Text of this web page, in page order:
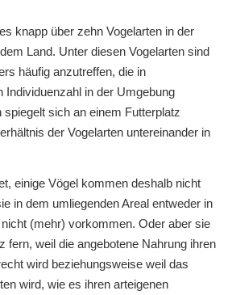
knapp über zehn Vogelarten in der
Land. Unter diesen Vogelarten sind
häufig anzutreffen, die in
Individuenzahl in der Umgebung
sich an einem Futterplatz
der Vogelarten untereinander in
einige Vögel kommen deshalb nicht
in dem umliegenden Areal entweder in
(mehr) vorkommen. Oder aber sie
fern, weil die angebotene Nahrung ihren
wird beziehungsweise weil das
wird, wie es ihren arteigenen